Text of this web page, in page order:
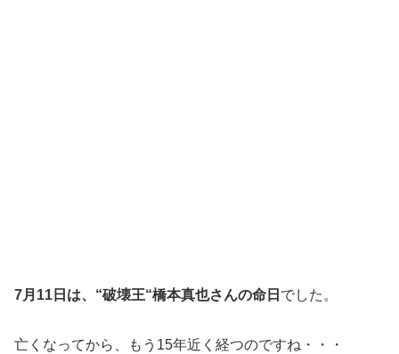
7月11日は、“破壊王“橋本真也さんの命日 でした。
亡くなってから、もう15年近く経つのですね・・・